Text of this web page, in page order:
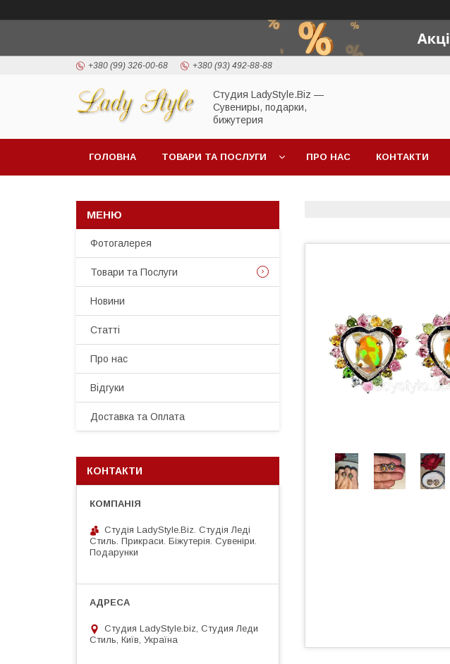
+380 (99) 326-00-68 +380 (93) 492-88-88
Студия LadyStyle.Biz —
Сувениры, подарки,
бижутерия
ГОЛОВНА ТОВАРИ ТА ПОСЛУГИ ПРО НАС КОНТАКТИ
Фотогалерея
Товари та Послуги
Новини
Статті
Про нас
Відгуки
Доставка та Оплата
КОНТАКТИ
Студія LadyStyle.Biz. Студія Леді
Стиль. Прикраси. Біжутерія. Сувеніри.
Подарунки
Студия LadyStyle.biz, Студия Леди
Стиль, Київ, Україна